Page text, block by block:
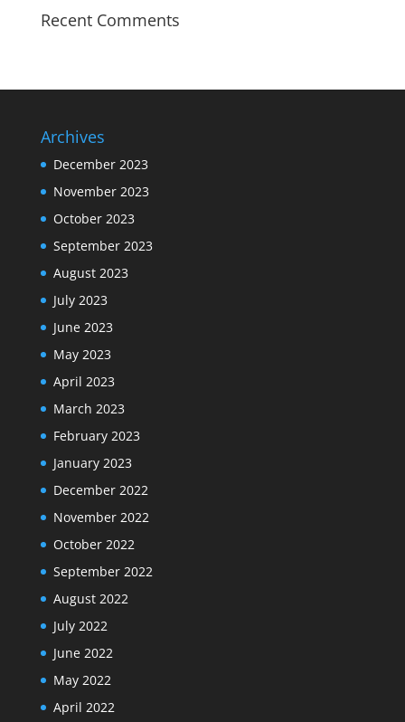
Recent Comments
Archives
December 2023
November 2023
October 2023
September 2023
August 2023
July 2023
June 2023
May 2023
April 2023
March 2023
February 2023
January 2023
December 2022
November 2022
October 2022
September 2022
August 2022
July 2022
June 2022
May 2022
April 2022